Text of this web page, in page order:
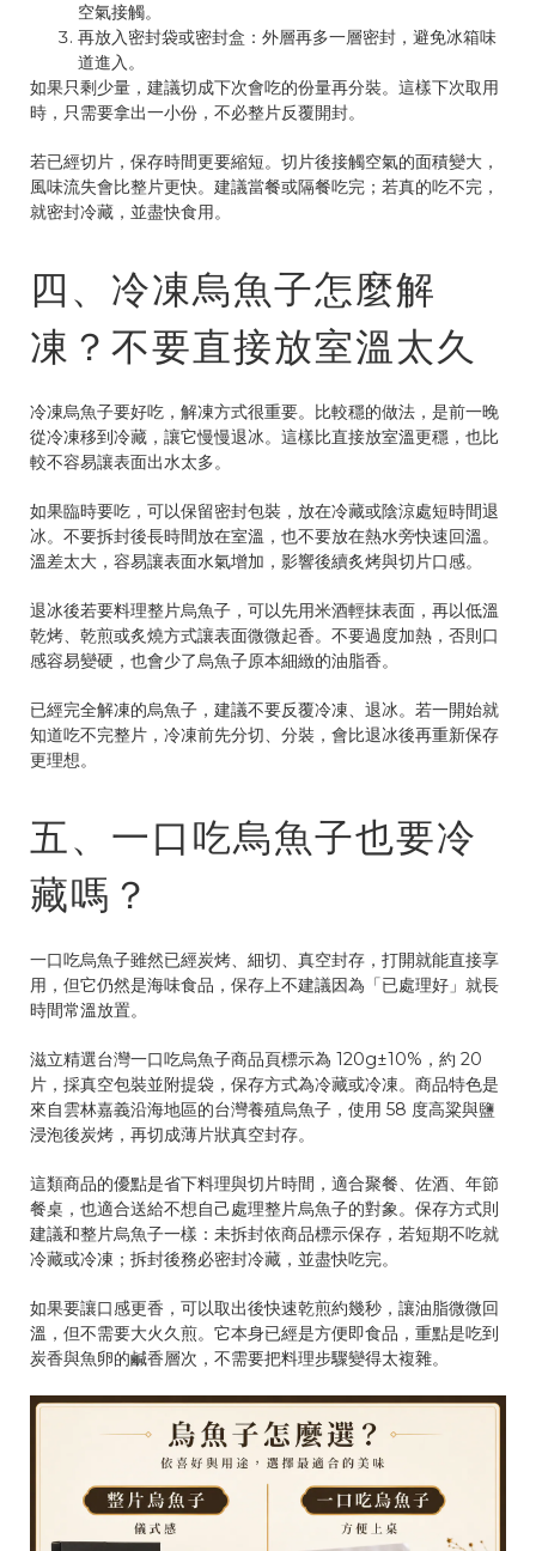
空氣接觸。
再放入密封袋或密封盒：外層再多一層密封，避免冰箱味
道進入。
如果只剩少量，建議切成下次會吃的份量再分裝。這樣下次取用
時，只需要拿出一小份，不必整片反覆開封。
若已經切片，保存時間更要縮短。切片後接觸空氣的面積變大，
風味流失會比整片更快。建議當餐或隔餐吃完；若真的吃不完，
就密封冷藏，並盡快食用。
四、冷凍烏魚子怎麼解
凍？不要直接放室溫太久
冷凍烏魚子要好吃，解凍方式很重要。比較穩的做法，是前一晚
從冷凍移到冷藏，讓它慢慢退冰。這樣比直接放室溫更穩，也比
較不容易讓表面出水太多。
如果臨時要吃，可以保留密封包裝，放在冷藏或陰涼處短時間退
冰。不要拆封後長時間放在室溫，也不要放在熱水旁快速回溫。
溫差太大，容易讓表面水氣增加，影響後續炙烤與切片口感。
退冰後若要料理整片烏魚子，可以先用米酒輕抹表面，再以低溫
乾烤、乾煎或炙燒方式讓表面微微起香。不要過度加熱，否則口
感容易變硬，也會少了烏魚子原本細緻的油脂香。
已經完全解凍的烏魚子，建議不要反覆冷凍、退冰。若一開始就
知道吃不完整片，冷凍前先分切、分裝，會比退冰後再重新保存
更理想。
五、一口吃烏魚子也要冷
藏嗎？
一口吃烏魚子雖然已經炭烤、細切、真空封存，打開就能直接享
用，但它仍然是海味食品，保存上不建議因為「已處理好」就長
時間常溫放置。
滋立精選台灣一口吃烏魚子商品頁標示為 120g±10%，約 20
片，採真空包裝並附提袋，保存方式為冷藏或冷凍。商品特色是
來自雲林嘉義沿海地區的台灣養殖烏魚子，使用 58 度高粱與鹽
浸泡後炭烤，再切成薄片狀真空封存。
這類商品的優點是省下料理與切片時間，適合聚餐、佐酒、年節
餐桌，也適合送給不想自己處理整片烏魚子的對象。保存方式則
建議和整片烏魚子一樣：未拆封依商品標示保存，若短期不吃就
冷藏或冷凍；拆封後務必密封冷藏，並盡快吃完。
如果要讓口感更香，可以取出後快速乾煎約幾秒，讓油脂微微回
溫，但不需要大火久煎。它本身已經是方便即食品，重點是吃到
炭香與魚卵的鹹香層次，不需要把料理步驟變得太複雜。